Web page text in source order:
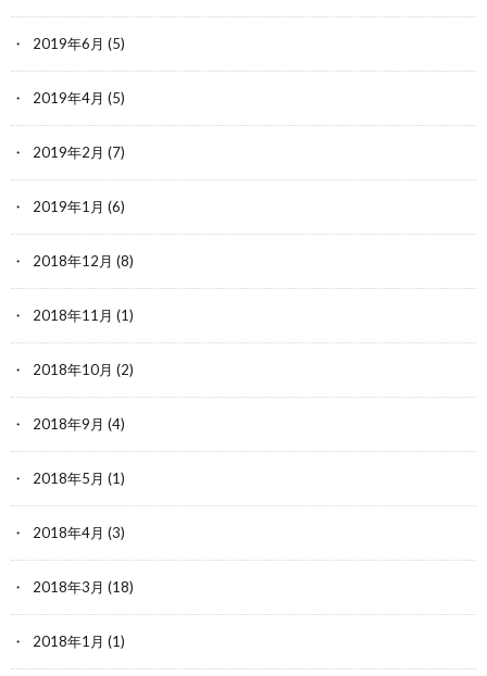
2019年6月 (5)
2019年4月 (5)
2019年2月 (7)
2019年1月 (6)
2018年12月 (8)
2018年11月 (1)
2018年10月 (2)
2018年9月 (4)
2018年5月 (1)
2018年4月 (3)
2018年3月 (18)
2018年1月 (1)